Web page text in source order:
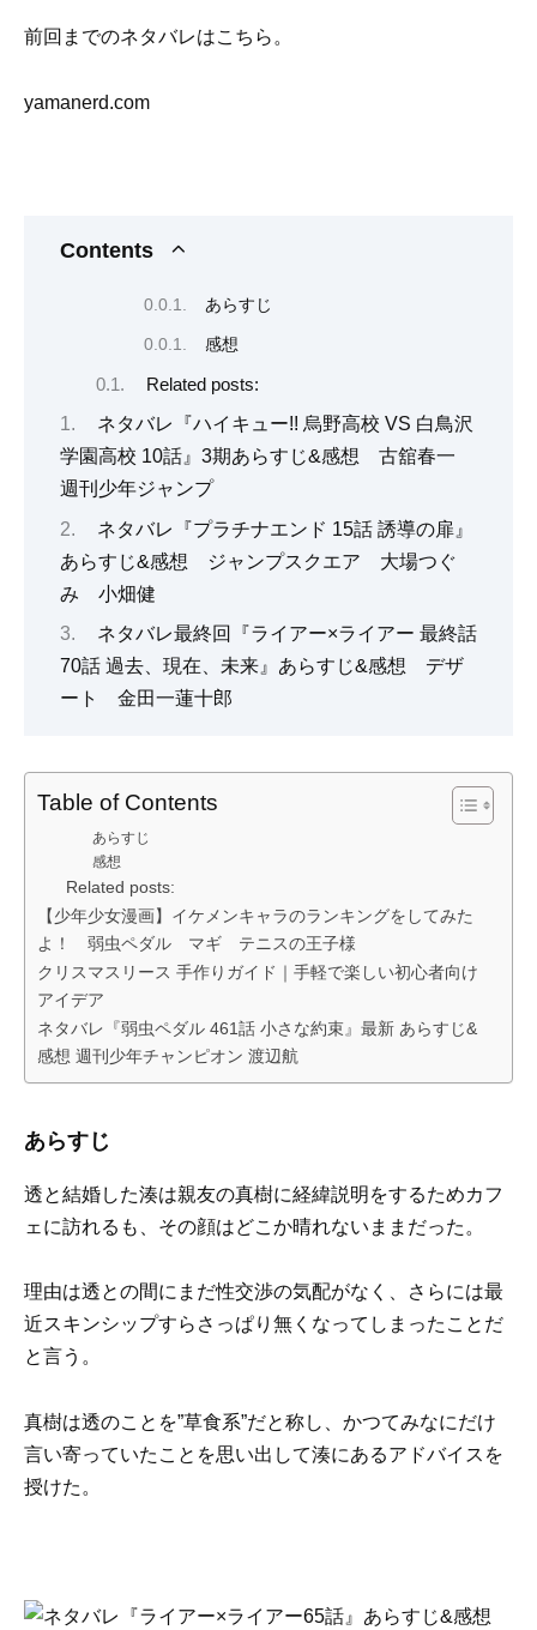
前回までのネタバレはこちら。
yamanerd.com
Contents
あらすじ
感想
Related posts:
ネタバレ『ハイキュー!! 烏野高校 VS 白鳥沢
学園高校 10話』3期あらすじ&感想 古舘春一
週刊少年ジャンプ
ネタバレ『プラチナエンド 15話 誘導の扉』
あらすじ&感想 ジャンプスクエア 大場つぐ
み 小畑健
ネタバレ最終回『ライアー×ライアー 最終話
70話 過去、現在、未来』あらすじ&感想 デザ
ート 金田一蓮十郎
Table of Contents
あらすじ
感想
Related posts:
【少年少女漫画】イケメンキャラのランキングをしてみた
よ！ 弱虫ペダル マギ テニスの王子様
クリスマスリース 手作りガイド｜手軽で楽しい初心者向け
アイデア
ネタバレ『弱虫ペダル 461話 小さな約束』最新 あらすじ&
感想 週刊少年チャンピオン 渡辺航
あらすじ
透と結婚した湊は親友の真樹に経緯説明をするためカフ
ェに訪れるも、その顔はどこか晴れないままだった。
理由は透との間にまだ性交渉の気配がなく、さらには最
近スキンシップすらさっぱり無くなってしまったことだ
と言う。
真樹は透のことを”草食系”だと称し、かつてみなにだけ
言い寄っていたことを思い出して湊にあるアドバイスを
授けた。